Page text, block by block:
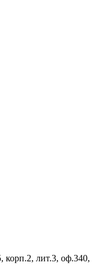
корп.2, лит.3, оф.340,